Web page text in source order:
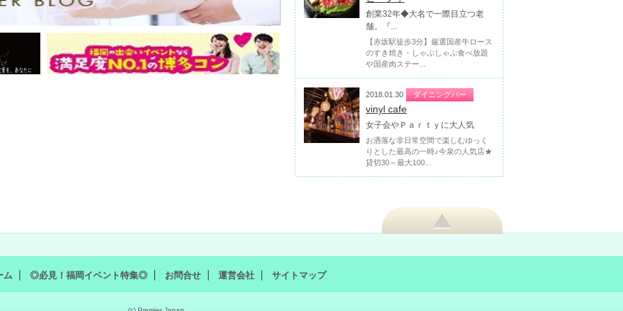
創業32年◆大名で一際目立つ老
舗。『...
【赤坂駅徒歩3分】厳選国産牛ロース
のすき焼き・しゃぶしゃぶ食べ放題
や国産肉ステー...
2018.01.30 ダイニングバー
vinyl cafe
女子会やＰａｒｔｙに大人気
お洒落な非日常空間で楽しむゆっく
りとした最高の一時♪今泉の人気店★
貸切30～最大100...
ム ◎必見！福岡イベント特集◎ お問合せ 運営会社 サイトマップ